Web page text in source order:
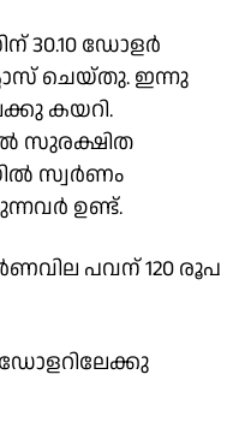
30.10 ഡോളർ
ചെയ്തു. ഇന്നു
കയറി.
സുരക്ഷിത
സ്വർണം
ഉണ്ട്.
പവന് 120 രൂപ
ഡോളറിലേക്കു